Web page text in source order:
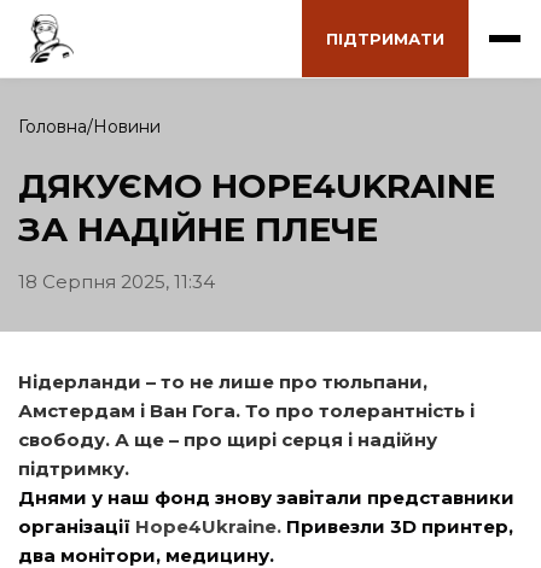
ПІДТРИМАТИ
Головна Новини
ДЯКУЄМО HOPE4UKRAINE
ЗА НАДІЙНЕ ПЛЕЧЕ
18 Серпня 2025, 11:34
Нідерланди – то не лише про тюльпани,
Амстердам і Ван Гога. То про толерантність і
свободу. А ще – про щирі серця і надійну
підтримку.
Днями у наш фонд знову завітали представники
організації Hope4Ukraine. Привезли 3D принтер,
два монітори, медицину.